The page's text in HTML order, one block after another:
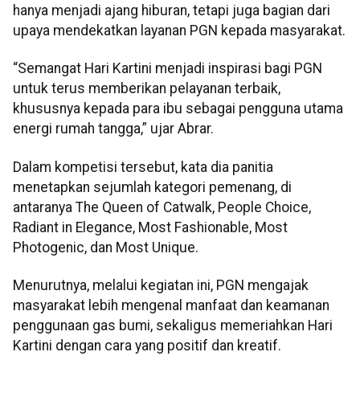
hanya menjadi ajang hiburan, tetapi juga bagian dari
upaya mendekatkan layanan PGN kepada masyarakat.
“Semangat Hari Kartini menjadi inspirasi bagi PGN
untuk terus memberikan pelayanan terbaik,
khususnya kepada para ibu sebagai pengguna utama
energi rumah tangga,” ujar Abrar.
Dalam kompetisi tersebut, kata dia panitia
menetapkan sejumlah kategori pemenang, di
antaranya The Queen of Catwalk, People Choice,
Radiant in Elegance, Most Fashionable, Most
Photogenic, dan Most Unique.
Menurutnya, melalui kegiatan ini, PGN mengajak
masyarakat lebih mengenal manfaat dan keamanan
penggunaan gas bumi, sekaligus memeriahkan Hari
Kartini dengan cara yang positif dan kreatif.